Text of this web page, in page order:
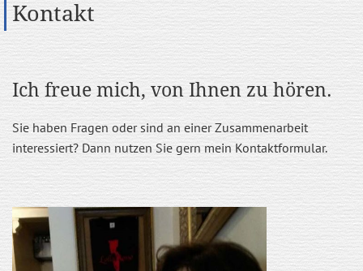
Kontakt
Ich freue mich, von Ihnen zu hören.
Sie haben Fragen oder sind an einer Zusammenarbeit
interessiert? Dann nutzen Sie gern mein Kontaktformular.